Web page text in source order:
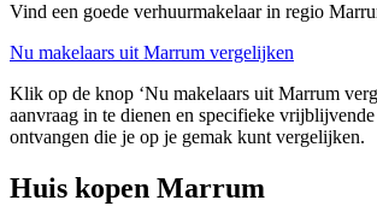
Vind een goede verhuurmakelaar in regio
Nu makelaars uit Marrum vergelijken
Klik op de knop ‘Nu makelaars uit Marrum
aanvraag in te dienen en specifieke
ontvangen die je op je gemak kunt vergelijken.
Huis kopen Marrum